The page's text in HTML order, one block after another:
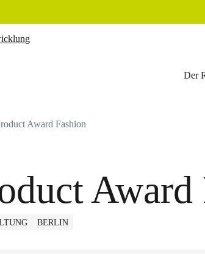
Der
Award Fashion
Award
BERLIN